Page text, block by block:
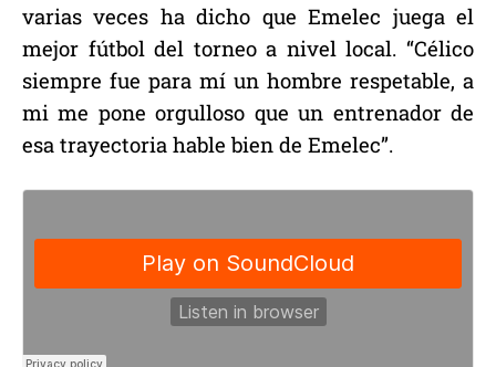
varias veces ha dicho que Emelec juega el
mejor fútbol del torneo a nivel local. “Célico
siempre fue para mí un hombre respetable, a
mi me pone orgulloso que un entrenador de
esa trayectoria hable bien de Emelec”.